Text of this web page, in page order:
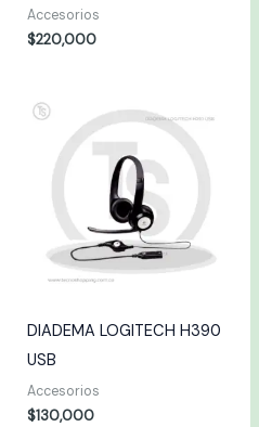
Accesorios
$220,000
DIADEMA LOGITECH H390
USB
Accesorios
$130,000